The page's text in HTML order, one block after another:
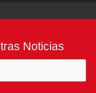
Noticias